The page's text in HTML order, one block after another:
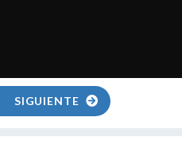
SIGUIENTE